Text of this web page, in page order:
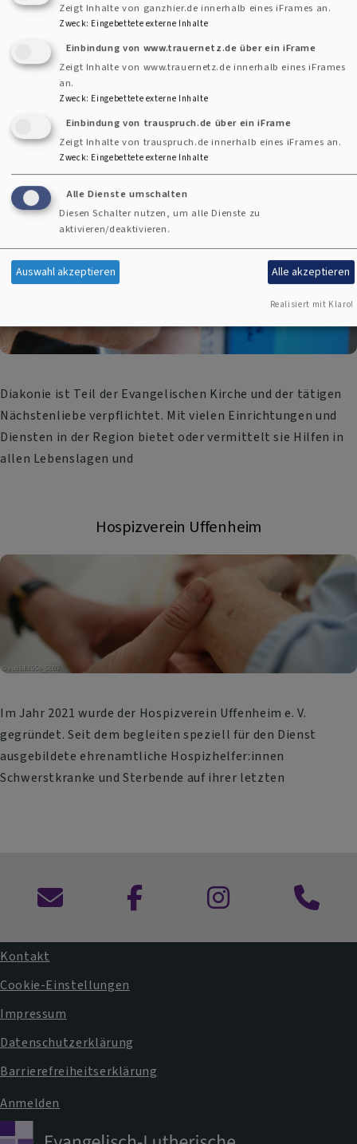
Das Gerlach-von-Hohenlohe Stift gehört zum Diakonischen
Werk Uffenheim e.V. Das Haus liegt im Stadtzentrum von
Uffenheim. Es ist ein idealer Lebensraum für ältere
Menschen, die sich nicht mehr selbst
Dienste des Diakonischen Werkes
Diakonie ist Teil der Evangelischen Kirche und der tätigen
Nächstenliebe verpflichtet. Mit vielen Einrichtungen und
Diensten in der Region bietet oder vermittelt sie Hilfen in
allen Lebenslagen und
Hospizverein Uffenheim
Im Jahr 2021 wurde der Hospizverein Uffenheim e. V.
gegründet. Seit dem begleiten speziell für den Dienst
ausgebildete ehrenamtliche Hospizhelfer:innen
Schwerstkranke und Sterbende auf ihrer letzten
Kontaktformular
Fußbereichsmenü
Kontakt
Cookie-Einstellungen
Impressum
Datenschutzerklärung
Barrierefreiheitserklärung
Anmelden
Zeigt Inhalte von ganzhier.de innerhalb eines iFrames an.
Zweck: Eingebettete externe Inhalte
Einbindung von www.trauernetz.de über ein iFrame
Zeigt Inhalte von www.trauernetz.de innerhalb eines iFrames
an.
Zweck: Eingebettete externe Inhalte
Einbindung von trauspruch.de über ein iFrame
Zeigt Inhalte von trauspruch.de innerhalb eines iFrames an.
Zweck: Eingebettete externe Inhalte
Alle Dienste umschalten
Diesen Schalter nutzen, um alle Dienste zu
aktivieren/deaktivieren.
Auswahl akzeptieren Alle akzeptieren
Realisiert mit Klaro!